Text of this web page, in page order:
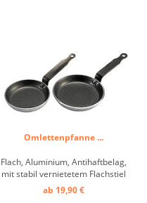
Omlettenpfanne ...
Flach, Aluminium, Antihaftbelag,
mit stabil vernietetem Flachstiel
...
ab 19,90 €